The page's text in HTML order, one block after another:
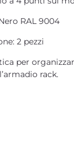
RAL 9004
2 pezzi
per
rack.